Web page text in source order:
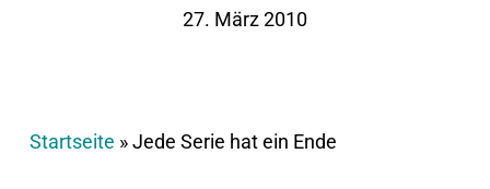
27. März 2010
Startseite »Jede Serie hat ein Ende